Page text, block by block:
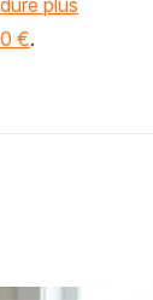
plus
€.